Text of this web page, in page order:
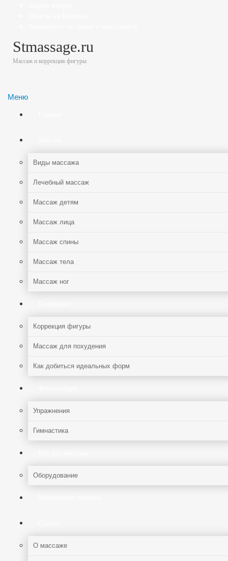
Stmassage.ru
Массаж и коррекция фигуры
Меню
Виды массажа
Лечебный массаж
Массаж детям
Массаж лица
Массаж спины
Массаж тела
Массаж ног
Коррекция фигуры
Массаж для похудения
Как добиться идеальных форм
Упражнения
Гимнастика
Оборудование
О массаже